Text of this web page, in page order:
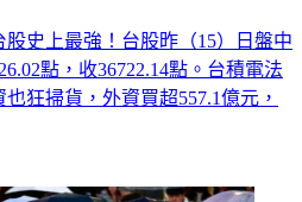
史上最強！台股昨（15）日盤中
點，收36722.14點。台積電法
狂掃貨，外資買超557.1億元，